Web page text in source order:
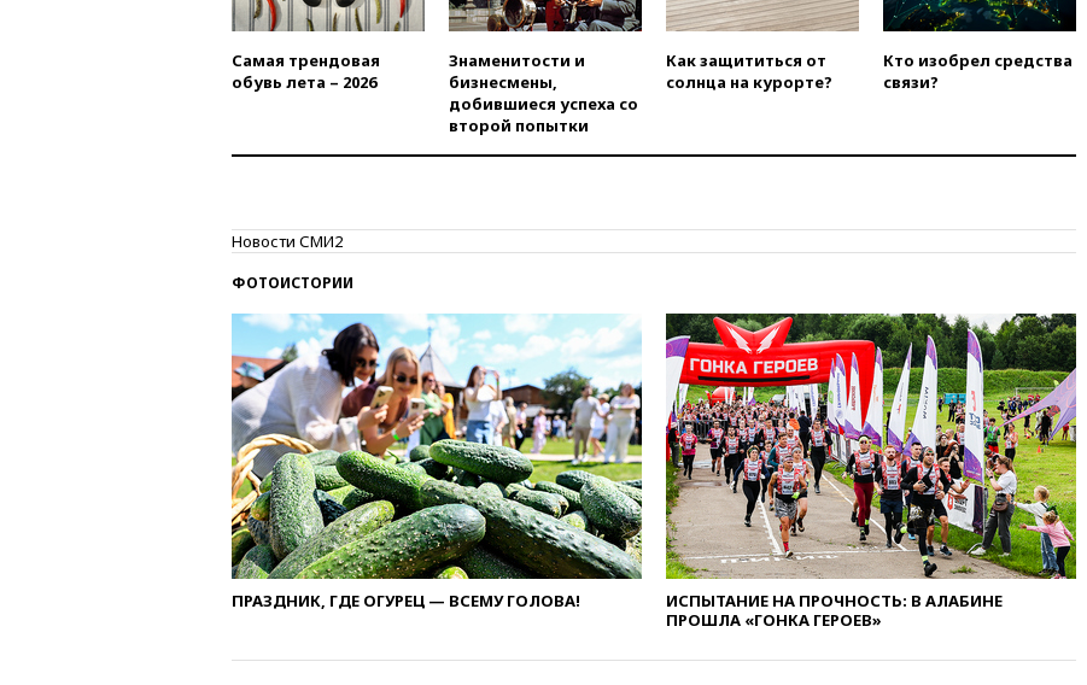
объяснил экономическую
Москве вернут утраченную
протаранил погранпункт при
попытке попасть в Россию
анонсировал скорое
соглашение о прекращении
огня США и Ирана
вчера, 22:15Три человека
получили ножевые ранения
при нападении в Чехии
вчера, 22:00Путин поручил
выделить средства на новые
РЛС для Белгородской
области
вчера, 21:56The Atlantic: Маск
отказал Украине в
использовании Starlink для
Самая трендовая
обувь лета – 2026
Знаменитости и
бизнесмены,
добившиеся успеха со
второй попытки
Как защититься от
солнца на курорте?
Кто изобрел средства
связи?
Новости СМИ2
ФОТОИСТОРИИ
ПРАЗДНИК, ГДЕ ОГУРЕЦ — ВСЕМУ ГОЛОВА!
ИСПЫТАНИЕ НА ПРОЧНОСТЬ: В АЛАБИНЕ
ПРОШЛА «ГОНКА ГЕРОЕВ»